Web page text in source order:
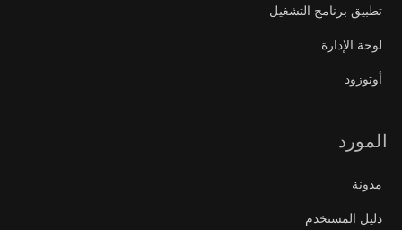
تطبيق برنامج التشغيل
لوحة الإدارة
أوتوزود
المورد
مدونة
دليل المستخدم